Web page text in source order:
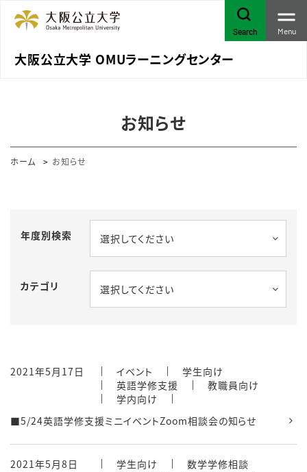
大阪公立大学 OMUラーニングセンター
Search Menu
お知らせ
ホーム お知らせ
年度別検索 選択してください
カテゴリ 選択してください
2021年5月17日 イベント
学生向け
英語学修支援
教職員向け
学内向け
■5/24英語学修支援ミニイベントZoom相談会の知らせ
2021年5月8日 学生向け
数学学修相談